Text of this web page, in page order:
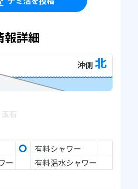
報詳細
沖側 北
玉石
有料シャワー
ー
有料温水シャワー